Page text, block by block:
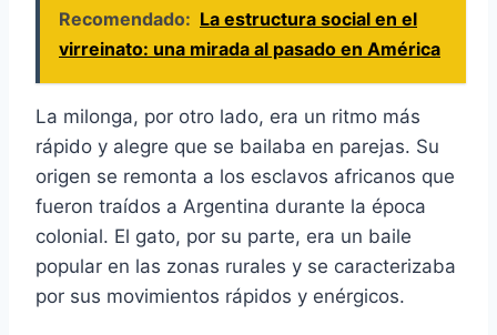
Recomendado: La estructura social en el
virreinato: una mirada al pasado en América
La milonga, por otro lado, era un ritmo más
rápido y alegre que se bailaba en parejas. Su
origen se remonta a los esclavos africanos que
fueron traídos a Argentina durante la época
colonial. El gato, por su parte, era un baile
popular en las zonas rurales y se caracterizaba
por sus movimientos rápidos y enérgicos.